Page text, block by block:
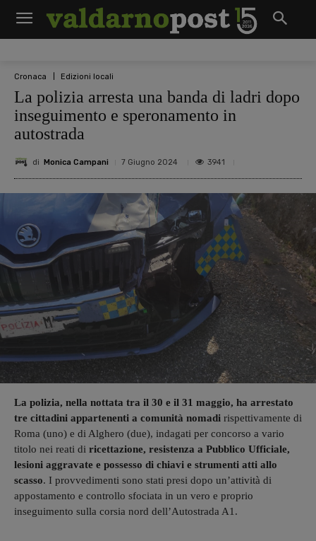
Cronaca Edizioni locali
La polizia arresta una banda di ladri dopo
inseguimento e speronamento in
autostrada
di Monica Campani 7 Giugno 2024 3941
La polizia, nella nottata tra il 30 e il 31 maggio, ha arrestato
tre cittadini appartenenti a comunità nomadi rispettivamente di
Roma (uno) e di Alghero (due), indagati per concorso a vario
titolo nei reati di ricettazione, resistenza a Pubblico Ufficiale,
lesioni aggravate e possesso di chiavi e strumenti atti allo
scasso. I provvedimenti sono stati presi dopo un’attività di
appostamento e controllo sfociata in un vero e proprio
inseguimento sulla corsia nord dell’Autostrada A1.